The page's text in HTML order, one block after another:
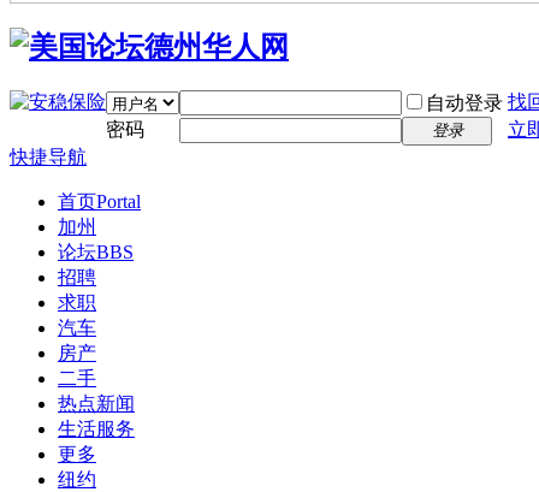
自动登录 找
密码
登录
立
快捷导航
首页Portal
加州
论坛BBS
招聘
求职
汽车
房产
二手
热点新闻
生活服务
更多
纽约